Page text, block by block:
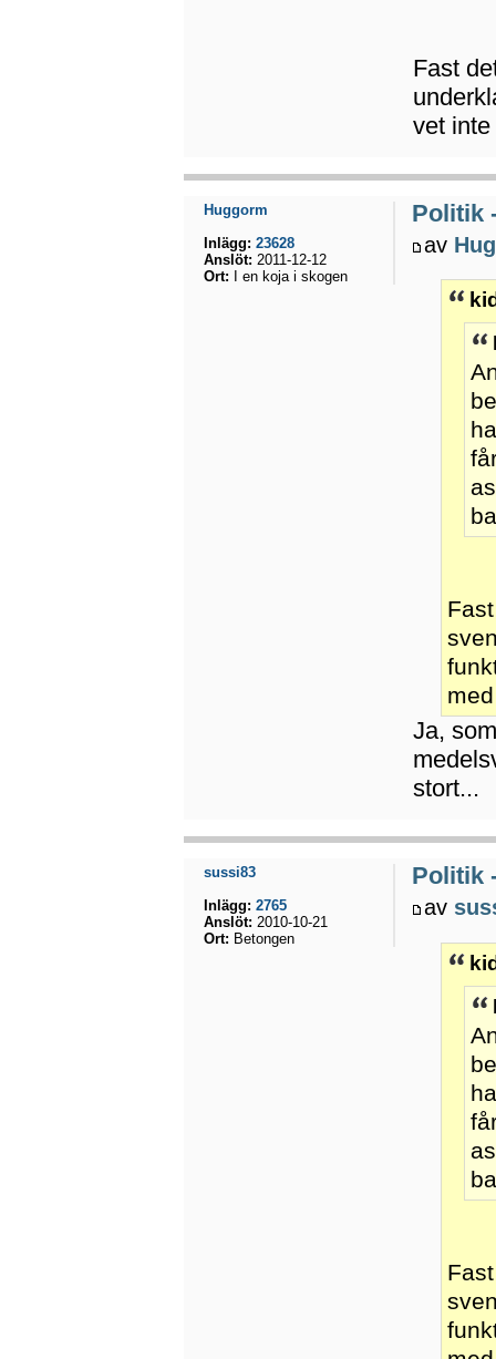
Fast
vet
Politik
av
Ja,
stort...
Huggorm
Inlägg: 23628
Anslöt: 2011-12-12
Ort: I en koja i skogen
Politik
av
sussi83
Inlägg: 2765
Anslöt: 2010-10-21
Ort: Betongen